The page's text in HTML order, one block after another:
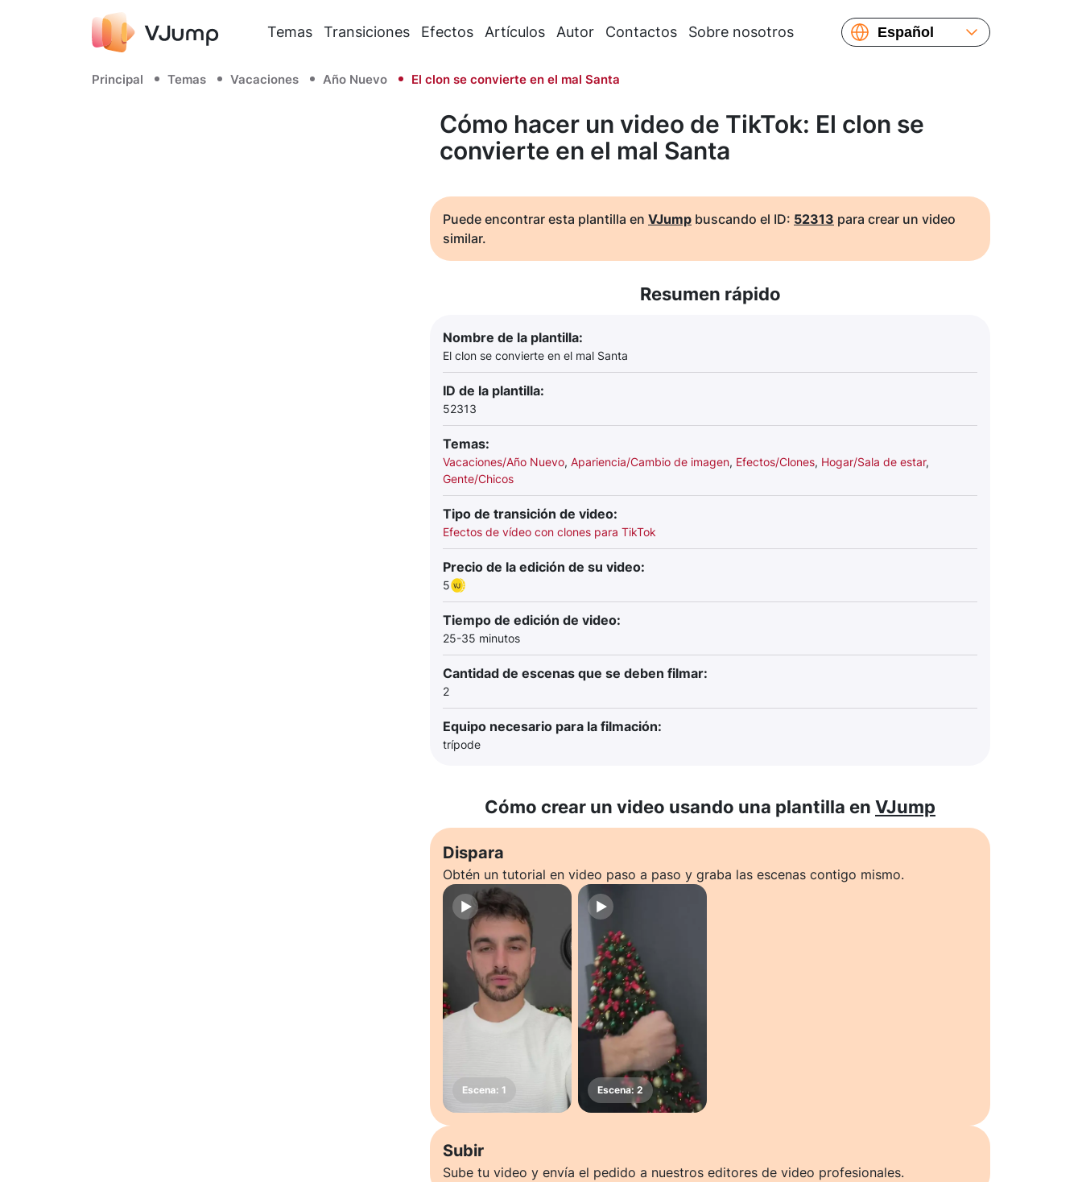
Temas Transiciones Efectos Artículos Autor Contactos Sobre nosotros
Español
Français
Principal Temas Vacaciones Año Nuevo El clon se convierte en el mal Santa
Cómo hacer un video de TikTok: El clon se
convierte en el mal Santa
Puede encontrar esta plantilla en VJump buscando el ID: 52313 para crear un video
similar.
Resumen rápido
Nombre de la plantilla:
El clon se convierte en el mal Santa
ID de la plantilla:
52313
Temas:
Vacaciones/Año Nuevo, Apariencia/Cambio de imagen, Efectos/Clones, Hogar/Sala de estar,
Gente/Chicos
Tipo de transición de video:
Efectos de vídeo con clones para TikTok
Precio de la edición de su video:
5
Tiempo de edición de video:
25-35 minutos
Cantidad de escenas que se deben filmar:
2
Equipo necesario para la filmación:
trípode
Cómo crear un video usando una plantilla en VJump
Dispara
Obtén un tutorial en video paso a paso y graba las escenas contigo mismo.
Subir
Sube tu video y envía el pedido a nuestros editores de video profesionales.